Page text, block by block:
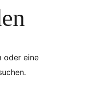
oder eine